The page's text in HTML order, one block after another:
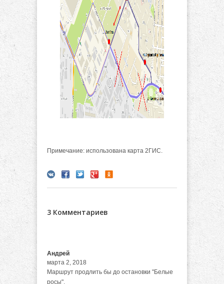
Примечание: использована карта 2ГИС.
3 Комментариев
Андрей
марта 2, 2018
Маршрут продлить бы до остановки "Белые
росы".